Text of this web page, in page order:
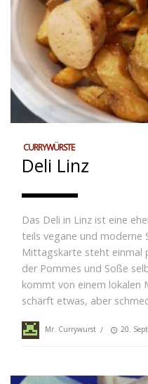
CURRYWÜRSTE
Deli Linz
Das Deli in Linz ist eine
teils vegane und moderne
Mittagskarte steht einmal
der Pommes und Soße
kommt von einem lokalen
schärft etwas, aber
Mr. Currywurst / 20.